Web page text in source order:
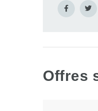
Offres